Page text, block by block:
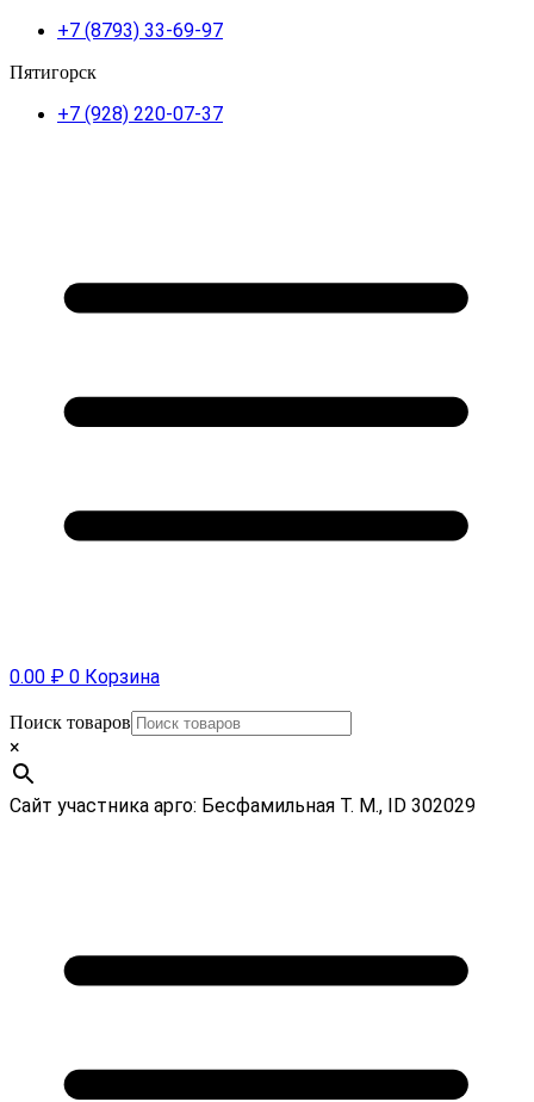
+7 (8793) 33-69-97
Пятигорск
+7 (928) 220-07-37
0.00 ₽ 0 Корзина
Поиск товаров
×
Сайт участника арго: Бесфамильная Т. М., ID 302029